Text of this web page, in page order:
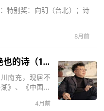
特别奖：向明（台北）；诗
8月前
2025北京诗歌网年度诗选绝也的诗（15首）
南充，现居不
》、《中国诗
都的日子》、
4月前